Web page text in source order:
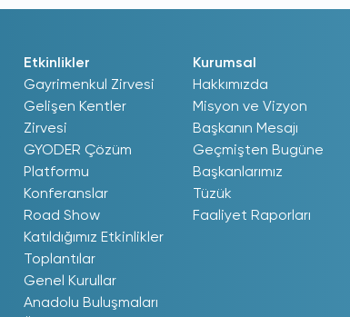
Etkinlikler
Gayrimenkul Zirvesi
Gelişen Kentler
Zirvesi
GYODER Çözüm
Platformu
Konferanslar
Road Show
Katıldığımız Etkinlikler
Toplantılar
Genel Kurullar
Anadolu Buluşmaları
Kurumsal
Hakkımızda
Misyon ve Vizyon
Başkanın Mesajı
Geçmişten Bugüne
Başkanlarımız
Tüzük
Faaliyet Raporları